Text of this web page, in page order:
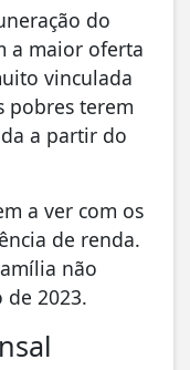
do
a maior oferta
vinculada
pobres terem
a partir do
a ver com os
de renda.
não
de 2023.